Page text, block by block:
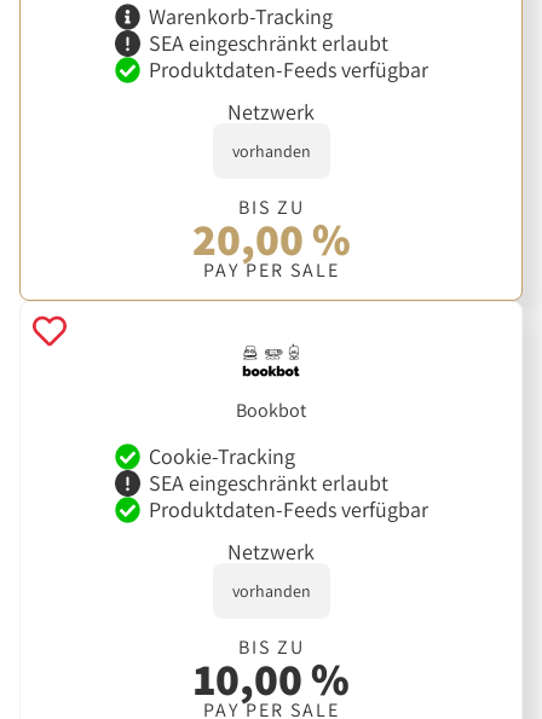
Warenkorb-Tracking
SEA eingeschränkt erlaubt
Produktdaten-Feeds verfügbar
Netzwerk
vorhanden
BIS ZU
20,00 %
PAY PER SALE
Bookbot
Cookie-Tracking
SEA eingeschränkt erlaubt
Produktdaten-Feeds verfügbar
Netzwerk
vorhanden
BIS ZU
10,00 %
PAY PER SALE